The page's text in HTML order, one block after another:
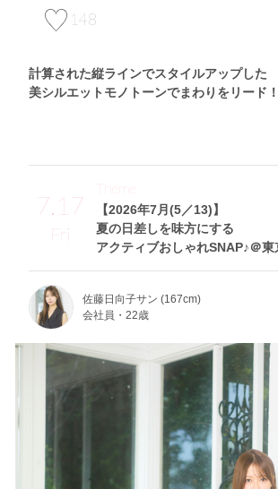
148
計算された縦ラインでスタイルアップした
美シルエットモノトーンでまわりをリード！
7.17
Fri
【2026年7月(5／13)】
夏の日差しを味方にする
アクティブおしゃれSNAP♪＠東
Theme
佐藤日向子サン (167cm)
会社員・22歳